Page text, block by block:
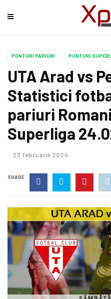
PONTURI PARIURI PONTURI
UTA Arad vs
Statistici
pariuri
Superliga
23 februarie 2024
SHARE